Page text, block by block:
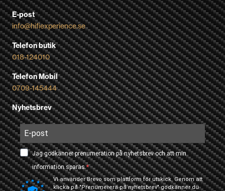
E-post
info@hifiexperience.se
Telefon butik
018-124010
Telefon Mobil
0709-145444
Nyhetsbrev
Jag godkänner prenumeration på nyhetsbrev och att min
information sparas.
Vi använder Brevo som plattform för utskick. Genom att
klicka på "Prenumerera på nyhetsbrev" godkänner du